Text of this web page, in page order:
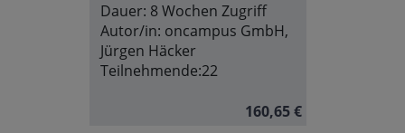
Dauer: 8 Wochen Zugriff
Autor/in: oncampus GmbH,
Jürgen Häcker
Teilnehmende:22
160,65 €